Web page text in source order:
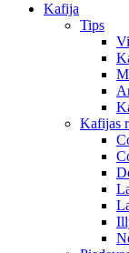
Kafija
Tips
Kafijas